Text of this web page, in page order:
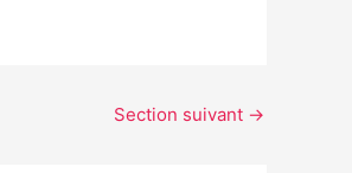
Section suivant →